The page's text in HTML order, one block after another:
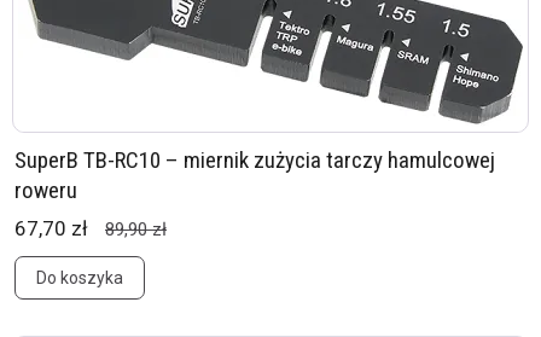
SuperB TB-RC10 – miernik zużycia tarczy hamulcowej
roweru
67,70 zł 89,90 zł
Do koszyka